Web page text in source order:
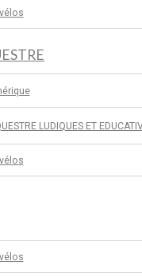
LUDIQUES ET